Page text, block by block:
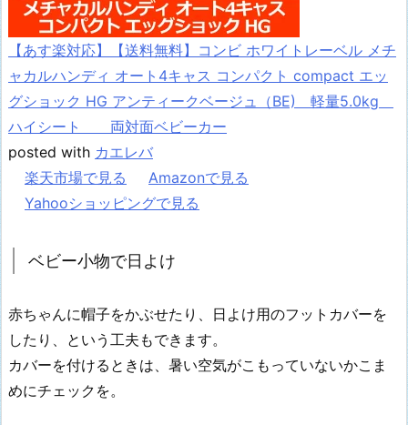
【あす楽対応】【送料無料】コンビ ホワイトレーベル メチ
ャカルハンディ オート4キャス コンパクト compact エッ
グショック HG アンティークベージュ（BE) 軽量5.0kg
ハイシート 両対面ベビーカー
posted with カエレバ
楽天市場で見る
Amazonで見る
Yahooショッピングで見る
ベビー小物で日よけ
赤ちゃんに帽子をかぶせたり、日よけ用のフットカバーを
したり、という工夫もできます。
カバーを付けるときは、暑い空気がこもっていないかこま
めにチェックを。